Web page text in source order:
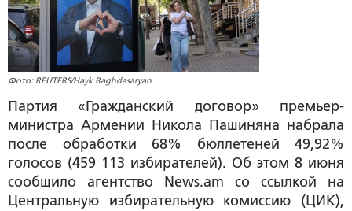
Фото: REUTERS/Hayk Baghdasaryan
Партия «Гражданский договор» премьер-
министра Армении Никола Пашиняна набрала
после обработки 68% бюллетеней 49,92%
голосов (459 113 избирателей). Об этом 8 июня
сообщило агентство News.am со ссылкой на
Центральную избирательную комиссию (ЦИК),